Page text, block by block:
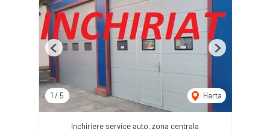
1 / 5 Harta
Previous Next
Inchiriere service auto, zona centrala